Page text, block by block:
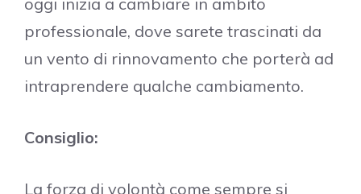
professionale, dove sarete trascinati da
un vento di rinnovamento che porterà ad
intraprendere qualche cambiamento.
Consiglio:
La forza di volontà come sempre si